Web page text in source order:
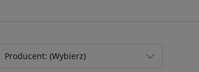
Producent: (Wybierz)